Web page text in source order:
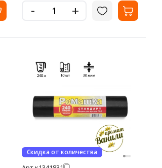
- +
Скидка от количества